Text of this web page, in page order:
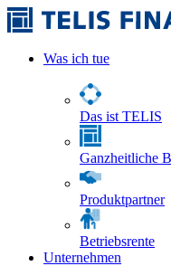
Was ich tue
Das ist TELIS
Ganzheitliche
Produktpartner
Betriebsrente
Unternehmen